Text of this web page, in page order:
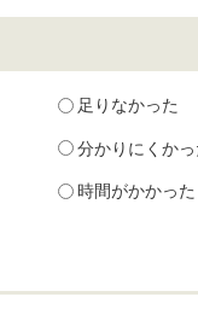
足りなかった
分かりにくかっ
時間がかかった